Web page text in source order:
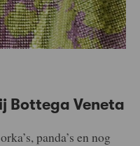
Bottega Veneta
panda’s en nog